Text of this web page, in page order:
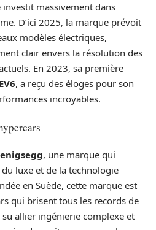
investit massivement dans
D’ici 2025, la marque prévoit
modèles électriques,
clair envers la résolution des
En 2023, sa première
, a reçu des éloges pour son
incroyables.
, une marque qui
luxe et de la technologie
en Suède, cette marque est
qui brisent tous les records de
allier ingénierie complexe et